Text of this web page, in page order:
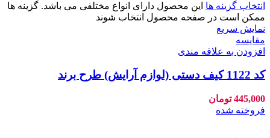
انتخاب گزینه ها این محصول دارای انواع مختلفی می باشد. گزینه ها
ممکن است در صفحه محصول انتخاب شوند
نمایش سریع
مقايسه
افزودن به علاقه مندی
کد 1122 کیف دستی (لوازم آرایش) طرح برند
445,000 تومان
فروخته شده